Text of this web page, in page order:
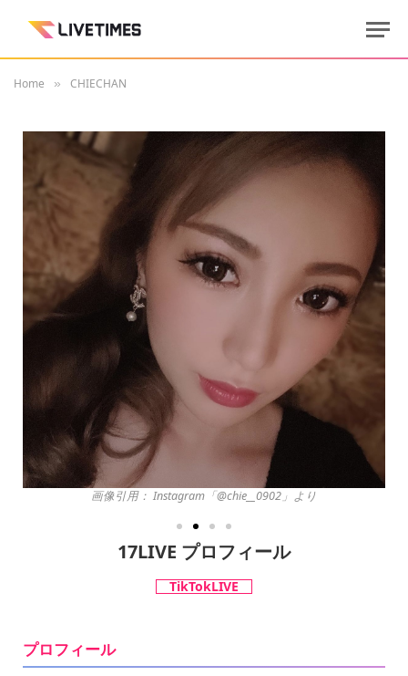
Home » CHIECHAN
画像引用： Instagram「@chie__0902」より
17LIVE プロフィール
TikTokLIVE
プロフィール